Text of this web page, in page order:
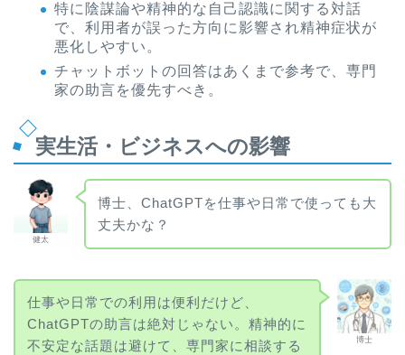
特に陰謀論や精神的な自己認識に関する対話
で、利用者が誤った方向に影響され精神症状が
悪化しやすい。
チャットボットの回答はあくまで参考で、専門
家の助言を優先すべき。
実生活・ビジネスへの影響
健太
博士、ChatGPTを仕事や日常で使っても大
丈夫かな？
博士
仕事や日常での利用は便利だけど、
ChatGPTの助言は絶対じゃない。精神的に
不安定な話題は避けて、専門家に相談する